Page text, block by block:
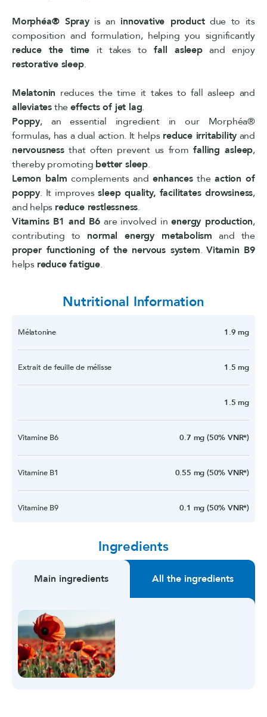
Morphéa® Sprayis an innovative productdue to its
composition and formulation, helping you significantly
reduce the time it takes tofall asleepand enjoy
restorative sleep.
Melatonin reduces the time it takes to fall asleep and
alleviatestheeffects of jet lag.
Poppy, an essential ingredient in our Morphéa®
formulas, has a dual action. It helps reduce irritability and
nervousnessthat often prevent us fromfalling asleep,
thereby promoting better sleep.
Lemon balm complements andenhancestheaction of
poppy. It improvessleep quality, facilitates drowsiness,
and helps reduce restlessness.
Vitamins B1 and B6 are involved inenergy production,
contributing to normal energy metabolism and the
proper functioning of the nervous system.Vitamin B9
helps reduce fatigue.
Nutritional Information
Mélatonine 1.9 mg
Extrait de feuille de mélisse 1.5 mg
1.5 mg
Vitamine B6 0.7 mg (50% VNR*)
Vitamine B1 0.55 mg (50% VNR*)
Vitamine B9 0.1 mg (50% VNR*)
Ingredients
Main ingredients All the ingredients